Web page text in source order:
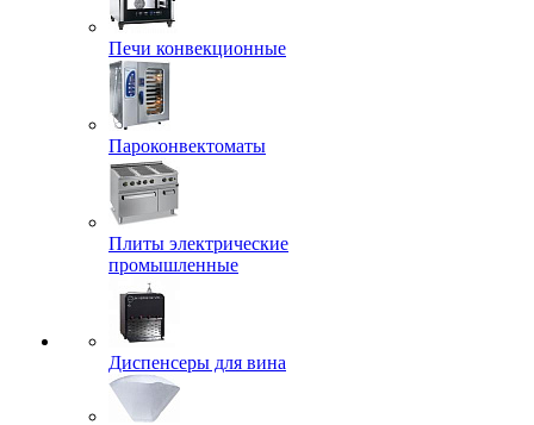
Печи конвекционные
Пароконвектоматы
Плиты электрические
промышленные
Диспенсеры для вина